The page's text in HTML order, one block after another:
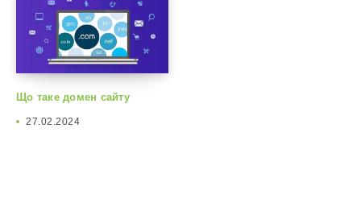
Що таке домен сайту
27.02.2024